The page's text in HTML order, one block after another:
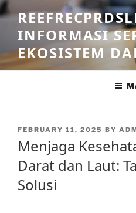
Skip
to
contentINFORMASI
EKOSISTEM
POSTED
FEBRUARY 11, 2025 BY
Menjaga
Darat dan Laut:
Solusi